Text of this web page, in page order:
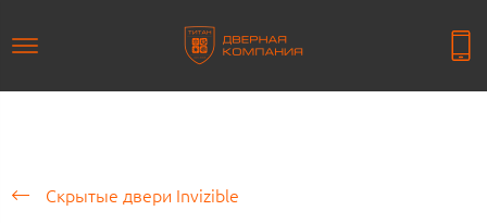
Скрытые двери Invizible